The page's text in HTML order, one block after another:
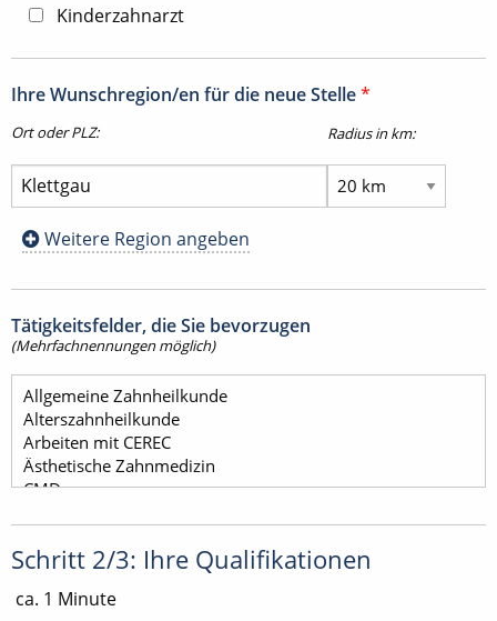
Kinderzahnarzt
Ihre Wunschregion/en für die neue Stelle*
Ort oder PLZ: Radius in km:
Weitere Region angeben
Tätigkeitsfelder, die Sie bevorzugen
(Mehrfachnennungen möglich)
Schritt 2/3: Ihre Qualifikationen
ca. 1 Minute